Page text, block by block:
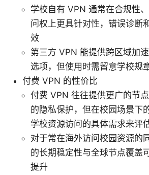
学校自有 VPN 通常在合规性
问权上更具针对性，错误诊断
效
第三方 VPN 能提供跨区域加
选项，但使用时需留意学校规
付费 VPN 的性价比
付费 VPN 往往提供更广的节
的隐私保护，但在校园场景下
学校资源访问的具体需求来评
对于常在海外访问校园资源的
的长期稳定性与全球节点覆盖
提升